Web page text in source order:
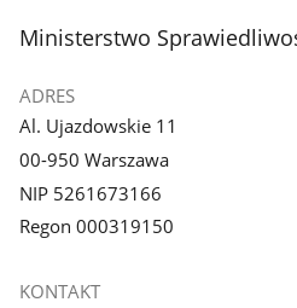
stopka
Ministerstwo
ADRES
Al. Ujazdowskie 11
00-950 Warszawa
NIP 5261673166
Regon 000319150
KONTAKT